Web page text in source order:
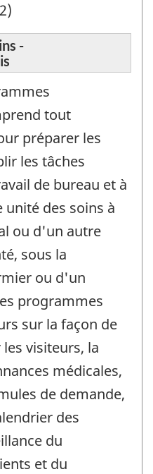
-
tout
préparer les
les tâches
de bureau et à
unité des soins à
ou d'un autre
sous la
ou d'un
programmes
sur la façon de
visiteurs, la
médicales,
de demande,
des
du
et du